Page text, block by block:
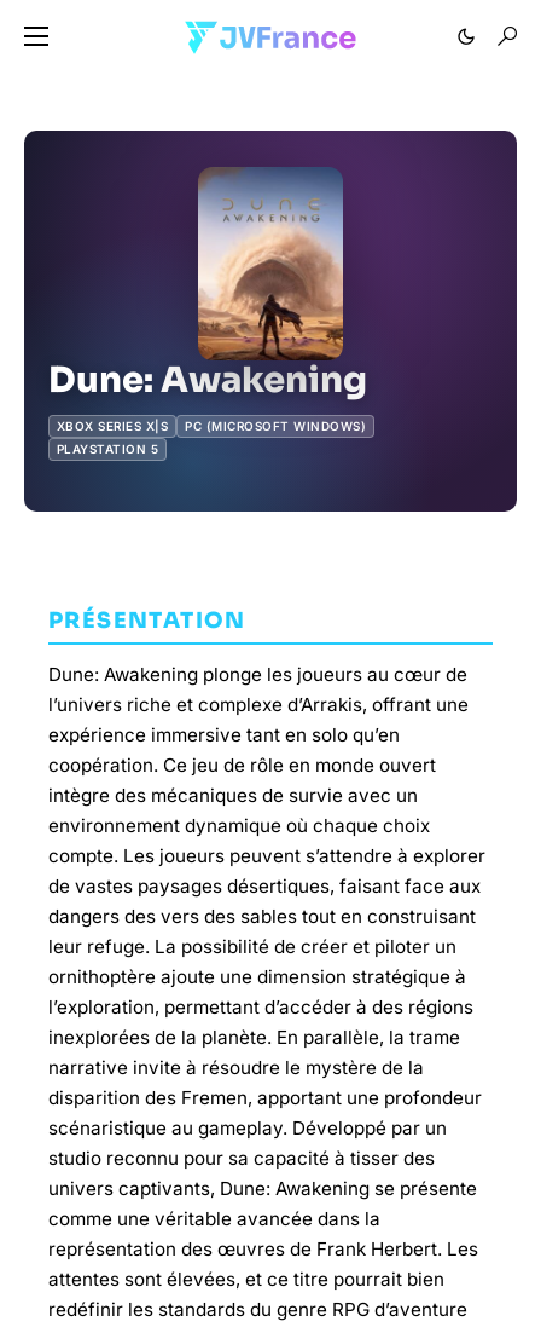
Dune: Awakening
XBOX SERIES X|S
PC (MICROSOFT WINDOWS)
PLAYSTATION 5
PRÉSENTATION
Dune: Awakening plonge les joueurs au cœur de
l’univers riche et complexe d’Arrakis, offrant une
expérience immersive tant en solo qu’en
coopération. Ce jeu de rôle en monde ouvert
intègre des mécaniques de survie avec un
environnement dynamique où chaque choix
compte. Les joueurs peuvent s’attendre à explorer
de vastes paysages désertiques, faisant face aux
dangers des vers des sables tout en construisant
leur refuge. La possibilité de créer et piloter un
ornithoptère ajoute une dimension stratégique à
l’exploration, permettant d’accéder à des régions
inexplorées de la planète. En parallèle, la trame
narrative invite à résoudre le mystère de la
disparition des Fremen, apportant une profondeur
scénaristique au gameplay. Développé par un
studio reconnu pour sa capacité à tisser des
univers captivants, Dune: Awakening se présente
comme une véritable avancée dans la
représentation des œuvres de Frank Herbert. Les
attentes sont élevées, et ce titre pourrait bien
redéfinir les standards du genre RPG d’aventure